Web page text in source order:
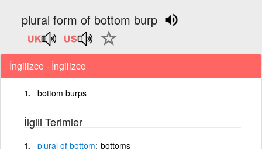
plural form of bottom burp
İngilizce - İngilizce
bottom burps
İlgili Terimler
plural of bottom bottoms